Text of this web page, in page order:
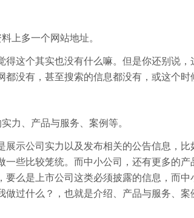
上多一个网站地址。
得这个其实也没有什么嘛。但是你还别说
都没有，甚至搜索的信息都没有，或这个时
力、产品与服务、案例等。
展示公司实力以及发布相关的公告信息，
一些比较笼统。而中小公司，还有更多的
要么是上市公司这类必须披露的信息，而
做过什么？，也就是介绍、产品与服务、案